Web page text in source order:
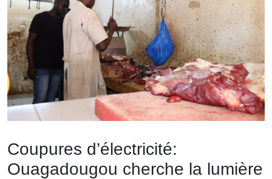
Coupures d’électricité:
Ouagadougou cherche la lumière